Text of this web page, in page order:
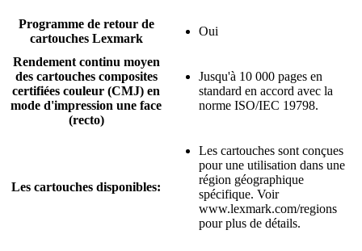
Programme de retour de
cartouches Lexmark
Oui
Rendement continu moyen
des cartouches composites
certifiées couleur (CMJ) en
mode d'impression une face
(recto)
Jusqu'à 10 000 pages en
standard en accord avec la
norme ISO/IEC 19798.
Les cartouches disponibles:
Les cartouches sont conçues
pour une utilisation dans une
région géographique
spécifique. Voir
www.lexmark.com/regions
pour plus de détails.